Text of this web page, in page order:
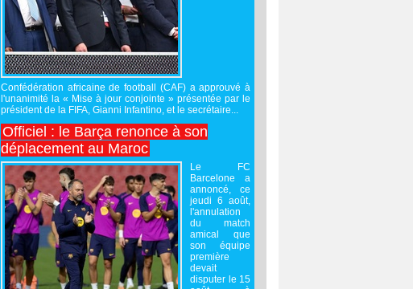
Confédération africaine de football (CAF) a approuvé à
l'unanimité la « Mise à jour conjointe » présentée par le
président de la FIFA, Gianni Infantino, et le secrétaire...
Officiel : le Barça renonce à son
déplacement au Maroc
Le FC
Barcelone a
annoncé, ce
jeudi 6 août,
l'annulation
du match
amical que
son équipe
première
devait
disputer le 15